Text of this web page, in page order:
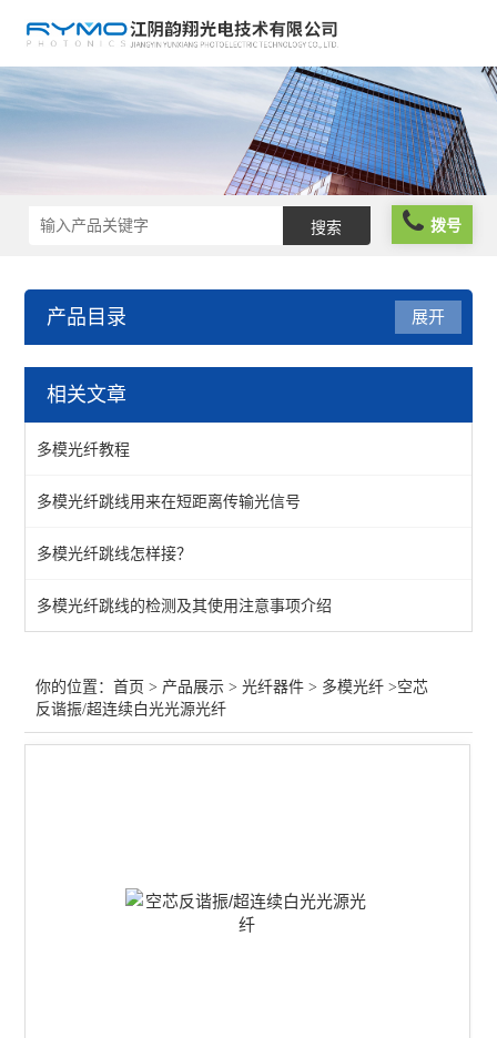
拨号
产品目录
光纤器件
光纤探头
展开
相关文章
多模光纤教程
多模光纤跳线用来在短距离传输光信号
多模光纤跳线怎样接？
多模光纤跳线的检测及其使用注意事项介绍
你的位置：首页 > 产品展示 >光纤器件 > 多模光纤 >​空芯
反谐振/超连续白光光源光纤